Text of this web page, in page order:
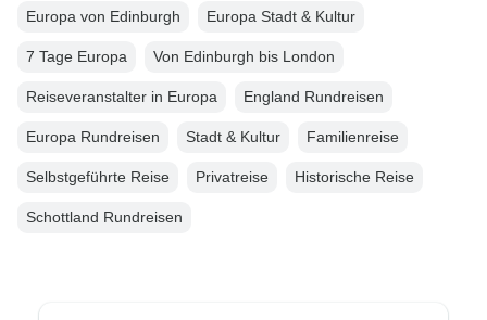
Europa von Edinburgh Europa Stadt & Kultur
7 Tage Europa Von Edinburgh bis London
Reiseveranstalter in Europa England Rundreisen
Europa Rundreisen Stadt & Kultur Familienreise
Selbstgeführte Reise Privatreise Historische Reise
Schottland Rundreisen